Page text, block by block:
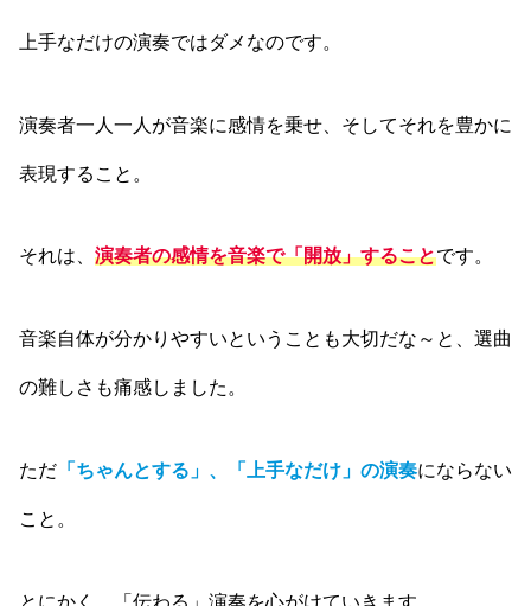
上手なだけの演奏ではダメなのです。
演奏者一人一人が音楽に感情を乗せ、そしてそれを豊かに
表現すること。
それは、 演奏者の感情を音楽で「開放」することです。
音楽自体が分かりやすいということも大切だな～と、選曲
の難しさも痛感しました。
ただ 「ちゃんとする」、「上手なだけ」の演奏にならない
こと。
とにかく、「伝わる」演奏を心がけていきます。